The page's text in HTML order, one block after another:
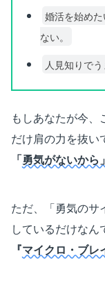
婚活を始め
ない。
人見知りで
もしあなたが今
だけ肩の力を抜い
「勇気がないから
ただ、「勇気のサ
しているだけな
『マイクロ・ブレ